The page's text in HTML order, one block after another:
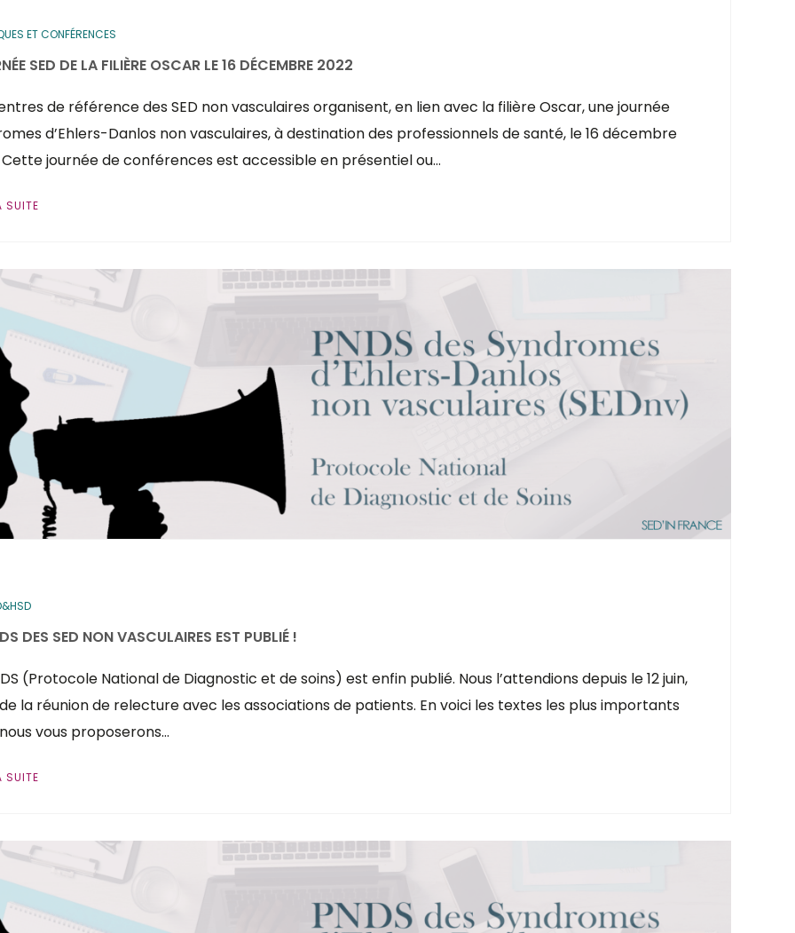
ET CONFÉRENCES
SED DE LA FILIÈRE OSCAR LE 16 DÉCEMBRE 2022
de référence des SED non vasculaires organisent, en lien avec la filière Oscar, une journée
d’Ehlers-Danlos non vasculaires, à destination des professionnels de santé, le 16 décembre
Cette journée de conférences est accessible en présentiel ou…
SUITE
DES SED NON VASCULAIRES EST PUBLIÉ !
(Protocole National de Diagnostic et de soins) est enfin publié. Nous l’attendions depuis le 12 juin,
la réunion de relecture avec les associations de patients. En voici les textes les plus importants
vous proposerons…
SUITE